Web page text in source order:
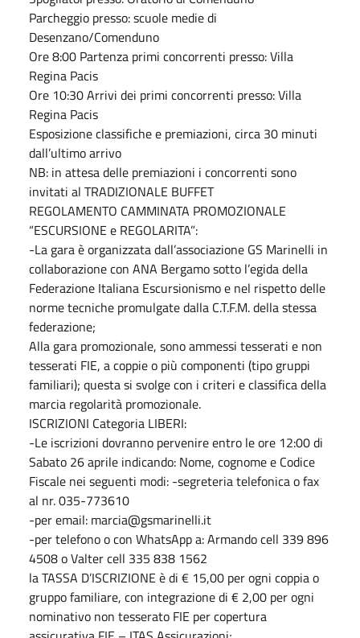
Parcheggio presso: scuole medie di
Desenzano/Comenduno
Ore 8:00 Partenza primi concorrenti presso: Villa
Regina Pacis
Ore 10:30 Arrivi dei primi concorrenti presso: Villa
Regina Pacis
Esposizione classifiche e premiazioni, circa 30 minuti
dall’ultimo arrivo
NB: in attesa delle premiazioni i concorrenti sono
invitati al TRADIZIONALE BUFFET
REGOLAMENTO CAMMINATA PROMOZIONALE
“ESCURSIONE e REGOLARITA”:
-La gara è organizzata dall’associazione GS Marinelli in
collaborazione con ANA Bergamo sotto l’egida della
Federazione Italiana Escursionismo e nel rispetto delle
norme tecniche promulgate dalla C.T.F.M. della stessa
federazione;
Alla gara promozionale, sono ammessi tesserati e non
tesserati FIE, a coppie o più componenti (tipo gruppi
familiari); questa si svolge con i criteri e classifica della
marcia regolarità promozionale.
ISCRIZIONI Categoria LIBERI:
-Le iscrizioni dovranno pervenire entro le ore 12:00 di
Sabato 26 aprile indicando: Nome, cognome e Codice
Fiscale nei seguenti modi: -segreteria telefonica o fax
al nr. 035-773610
-per email: marcia@gsmarinelli.it
-per telefono o con WhatsApp a: Armando cell 339 896
4508 o Valter cell 335 838 1562
la TASSA D’ISCRIZIONE è di € 15,00 per ogni coppia o
gruppo familiare, con integrazione di € 2,00 per ogni
nominativo non tesserato FIE per copertura